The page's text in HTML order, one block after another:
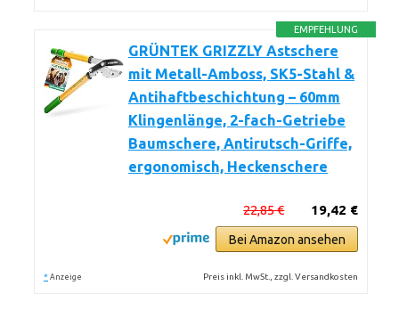
EMPFEHLUNG
GRÜNTEK GRIZZLY Astschere
mit Metall-Amboss, SK5-Stahl &
Antihaftbeschichtung – 60mm
Klingenlänge, 2-fach-Getriebe
Baumschere, Antirutsch-Griffe,
ergonomisch, Heckenschere
19,42 €
22,85 €
Bei Amazon ansehen
* Anzeige Preis inkl. MwSt., zzgl. Versandkosten